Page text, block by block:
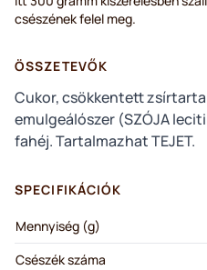
csészének felel meg.
ÖSSZETEVŐK
Cukor, csökkentett
emulgeálószer (SZÓJA
fahéj. Tartalmazhat TEJET.
SPECIFIKÁCIÓK
Mennyiség (g)
Csészék száma